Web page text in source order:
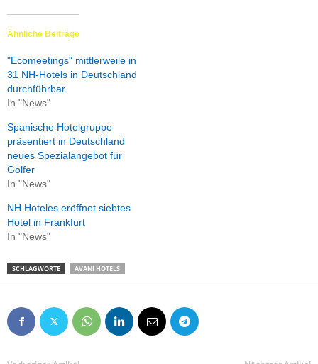
Ähnliche Beiträge
"Ecomeetings" mittlerweile in
31 NH-Hotels in Deutschland
durchführbar
In "News"
Spanische Hotelgruppe
präsentiert in Deutschland
neues Spezialangebot für
Golfer
In "News"
NH Hoteles eröffnet siebtes
Hotel in Frankfurt
In "News"
SCHLAGWORTE AVANI HOTELS